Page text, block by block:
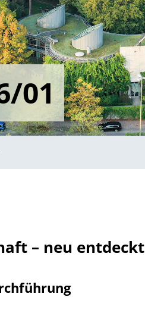
01
– neu entdeckt